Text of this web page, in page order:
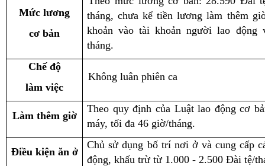
Mức lương
cơ bản
tháng, chưa kể tiền lương làm thêm
khoản vào tài khoản người lao động
tháng.
Chế độ
làm việc
Không luân phiênca
Làm thêm giờ
Theo quy định của Luật lao động cơ
máy, tối đa 46 giờ/tháng.
Điều kiện ăn ở
Chủ sử dụng bố trí nơi ở và cung cấp
động, khấu trừ từ 1.000 - 2.500 Đài tệ/